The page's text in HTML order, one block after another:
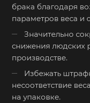
брака благодаря
параметров веса и
Значительно
снижения людских
производстве.
Избежать
несоответствие
на упаковке.